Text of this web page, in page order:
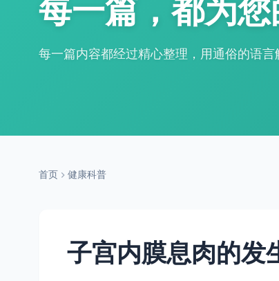
每一篇，都为
每一篇内容都经过精心整理，用通俗的语
首页 健康科普
子宫内膜息肉的发